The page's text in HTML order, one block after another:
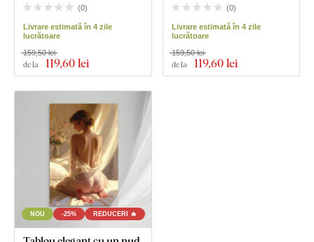
(0)
Livrare estimată în 4 zile
lucrătoare
de la 119,60 lei
159,50 lei
(0)
Livrare estimată în 4 zile
lucrătoare
de la 119,60 lei
159,50 lei
NOU -25% REDUCERI 🔥